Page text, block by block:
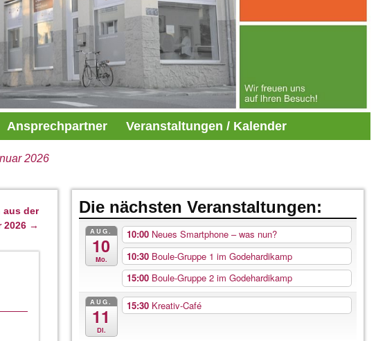
Ansprechpartner Veranstaltungen / Kalender
2026
aus der
2026 →
Die nächsten Veranstaltungen:
AUG.
10
Mo.
10:00 Neues Smartphone – was nun?
10:30 Boule-Gruppe 1 im Godehardikamp
15:00 Boule-Gruppe 2 im Godehardikamp
AUG.
11
Di.
15:30 Kreativ-Café